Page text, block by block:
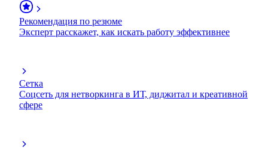
Рекомендация по резюме
Эксперт расскажет, как искать работу эффективнее
Сетка
Соцсеть для нетворкинга в ИТ, диджитал и креативной
сфере